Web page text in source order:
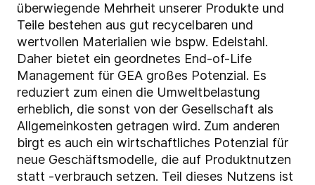
überwiegende Mehrheit unserer Produkte und
Teile bestehen aus gut recycelbaren und
wertvollen Materialien wie bspw. Edelstahl.
Daher bietet ein geordnetes End-of-Life
Management für GEA großes Potenzial. Es
reduziert zum einen die Umweltbelastung
erheblich, die sonst von der Gesellschaft als
Allgemeinkosten getragen wird. Zum anderen
birgt es auch ein wirtschaftliches Potenzial für
neue Geschäftsmodelle, die auf Produktnutzen
statt -verbrauch setzen. Teil dieses Nutzens ist